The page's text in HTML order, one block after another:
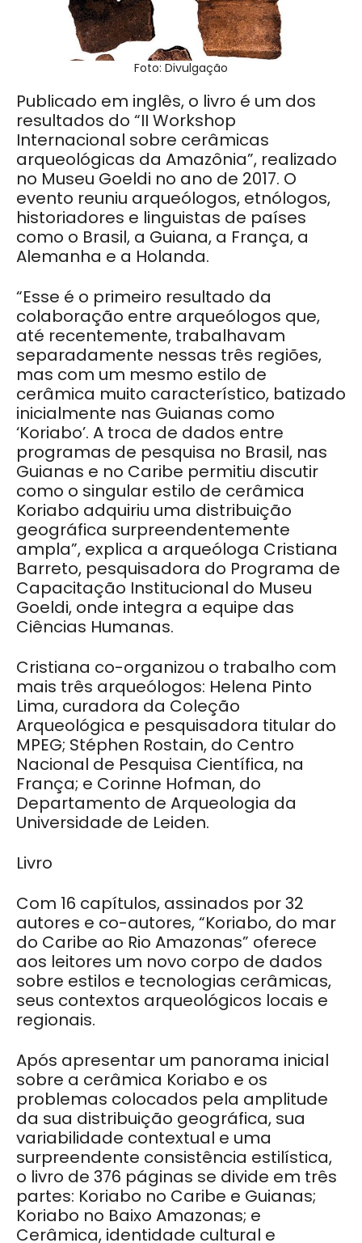
Foto: Divulgação
Publicado em inglês, o livro é um dos
resultados do “II Workshop
Internacional sobre cerâmicas
arqueológicas da Amazônia”, realizado
no Museu Goeldi no ano de 2017. O
evento reuniu arqueólogos, etnólogos,
historiadores e linguistas de países
como o Brasil, a Guiana, a França, a
Alemanha e a Holanda.
“Esse é o primeiro resultado da
colaboração entre arqueólogos que,
até recentemente, trabalhavam
separadamente nessas três regiões,
mas com um mesmo estilo de
cerâmica muito característico, batizado
inicialmente nas Guianas como
‘Koriabo’. A troca de dados entre
programas de pesquisa no Brasil, nas
Guianas e no Caribe permitiu discutir
como o singular estilo de cerâmica
Koriabo adquiriu uma distribuição
geográfica surpreendentemente
ampla”, explica a arqueóloga Cristiana
Barreto, pesquisadora do Programa de
Capacitação Institucional do Museu
Goeldi, onde integra a equipe das
Ciências Humanas.
Cristiana co-organizou o trabalho com
mais três arqueólogos: Helena Pinto
Lima, curadora da Coleção
Arqueológica e pesquisadora titular do
MPEG; Stéphen Rostain, do Centro
Nacional de Pesquisa Científica, na
França; e Corinne Hofman, do
Departamento de Arqueologia da
Universidade de Leiden.
Livro
Com 16 capítulos, assinados por 32
autores e co-autores, “Koriabo, do mar
do Caribe ao Rio Amazonas” oferece
aos leitores um novo corpo de dados
sobre estilos e tecnologias cerâmicas,
seus contextos arqueológicos locais e
regionais.
Após apresentar um panorama inicial
sobre a cerâmica Koriabo e os
problemas colocados pela amplitude
da sua distribuição geográfica, sua
variabilidade contextual e uma
surpreendente consistência estilística,
o livro de 376 páginas se divide em três
partes: Koriabo no Caribe e Guianas;
Koriabo no Baixo Amazonas; e
Cerâmica, identidade cultural e